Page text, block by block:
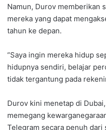
Namun, Durov memberikan
mereka yang dapat
tahun ke depan.
“Saya ingin mereka hidup
hidupnya sendiri, belajar
tidak tergantung pada
Durov kini menetap di
memegang
Telegram secara penuh dari